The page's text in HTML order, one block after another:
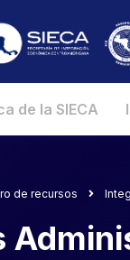
de la SIECA
de recursos